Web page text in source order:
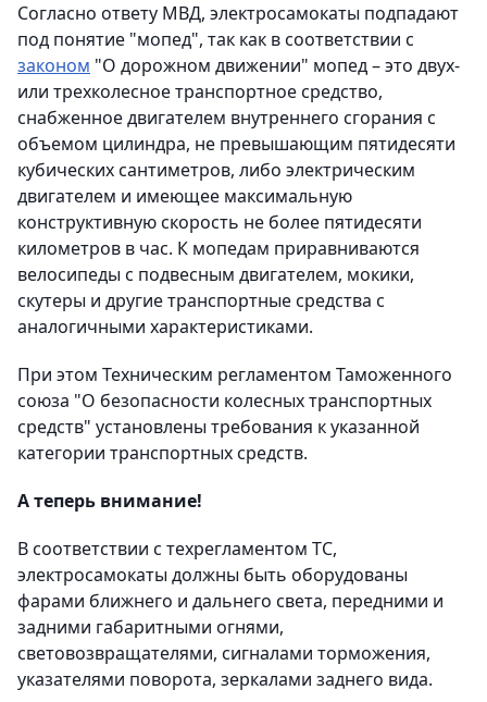
Согласно ответу МВД, электросамокаты подпадают
под понятие "мопед", так как в соответствии с
законом "О дорожном движении" мопед – это двух-
или трехколесное транспортное средство,
снабженное двигателем внутреннего сгорания с
объемом цилиндра, не превышающим пятидесяти
кубических сантиметров, либо электрическим
двигателем и имеющее максимальную
конструктивную скорость не более пятидесяти
километров в час. К мопедам приравниваются
велосипеды с подвесным двигателем, мокики,
скутеры и другие транспортные средства с
аналогичными характеристиками.
При этом Техническим регламентом Таможенного
союза "О безопасности колесных транспортных
средств" установлены требования к указанной
категории транспортных средств.
А теперь внимание!
В соответствии с техрегламентом ТС,
электросамокаты должны быть оборудованы
фарами ближнего и дальнего света, передними и
задними габаритными огнями,
световозвращателями, сигналами торможения,
указателями поворота, зеркалами заднего вида.